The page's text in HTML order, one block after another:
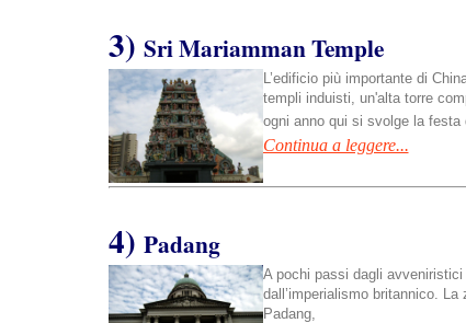
3) Sri Mariamman Temple
L’edificio più importante di
templi induisti, un'alta torre
ogni anno qui si svolge la festa
Continua a leggere...
4) Padang
A pochi passi dagli
dall’imperialismo britannico.
Padang,